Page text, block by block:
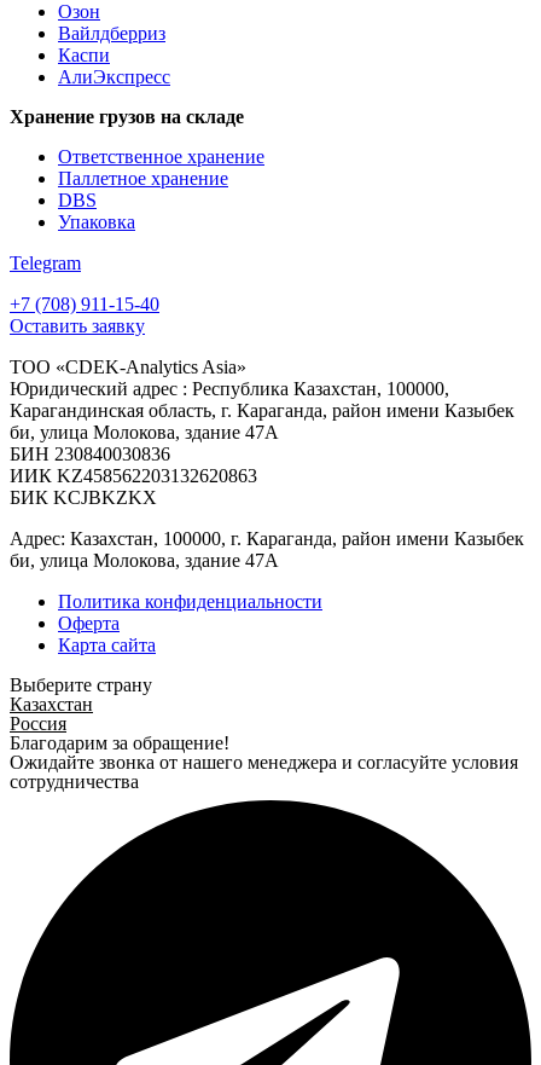
Озон
Вайлдберриз
Каспи
АлиЭкспресс
Хранение грузов на складе
Ответственное хранение
Паллетное хранение
DBS
Упаковка
Telegram
+7 (708) 911-15-40
Оставить заявку
ТОО «CDEK-Analytics Asia»
Юридический адрес : Республика Казахстан, 100000,
Карагандинская область, г. Караганда, район имени Казыбек
би, улица Молокова, здание 47А
БИН 230840030836
ИИК KZ458562203132620863
БИК KCJBKZKX
Адрес: Казахстан, 100000, г. Караганда, район имени Казыбек
би, улица Молокова, здание 47А
Политика конфиденциальности
Оферта
Карта сайта
Выберите страну
Казахстан
Россия
Благодарим за обращение!
Ожидайте звонка от нашего менеджера и согласуйте условия
сотрудничества